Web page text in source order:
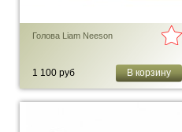
Голова Liam Neeson
1 100 руб В корзину